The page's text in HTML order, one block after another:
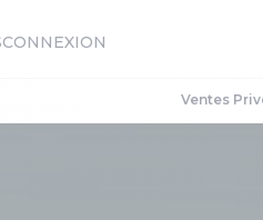
CONNEXION
Ventes